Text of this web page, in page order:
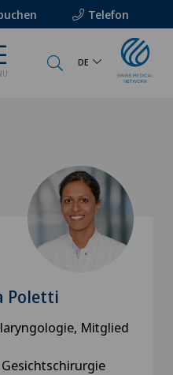
Telefon
DE
Poletti
Mitglied